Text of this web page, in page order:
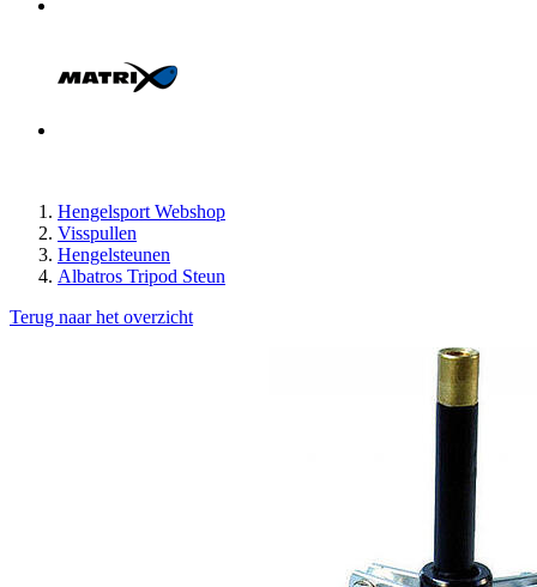
Hengelsport Webshop
Visspullen
Hengelsteunen
Albatros Tripod Steun
Terug naar het overzicht